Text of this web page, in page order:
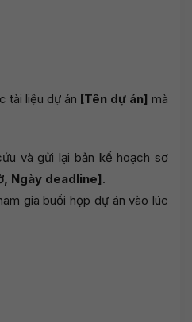
tài liệu dự án [Tên dự án] mà
và gửi lại bản kế hoạch sơ
Ngày deadline].
gia buổi họp dự án vào lúc